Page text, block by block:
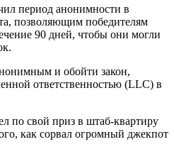
период анонимности в
позволяющим победителям
90 дней, чтобы они могли
и обойти закон,
ответственностью (LLC) в
по свой приз в штаб-квартиру
как сорвал огромный джекпот